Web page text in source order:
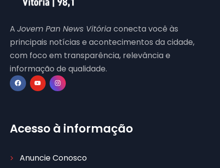
A Jovem Pan News Vitóriaconecta você às
principais notícias e acontecimentos da cidade,
com foco em transparência, relevância e
informação de qualidade.
Acesso à informação
Anuncie Conosco